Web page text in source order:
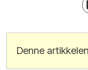
Denne